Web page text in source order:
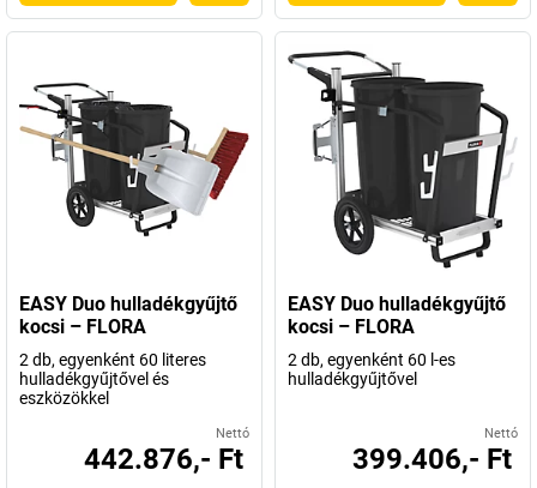
EASY Duo hulladékgyűjtő
kocsi – FLORA
2 db, egyenként 60 literes
hulladékgyűjtővel és
eszközökkel
Nettó
442.876,- Ft
EASY Duo hulladékgyűjtő
kocsi – FLORA
2 db, egyenként 60 l-es
hulladékgyűjtővel
Nettó
399.406,- Ft